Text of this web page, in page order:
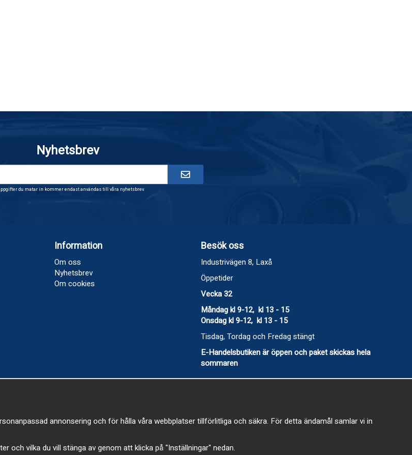
Nyhetsbrev
du matar in kommer endast användas till våra nyhetsbrev.
Information
Om oss
Nyhetsbrev
Om cookies
Besök oss
Industrivägen 8, Laxå
Öppetider
Vecka 32
Måndag kl 9-12, kl 13 - 15
Onsdag kl 9-12, kl 13 - 15
Tisdag, Tordag och Fredag stängt
E-Handelsbutiken är öppen och paket skickas hela
sommaren
annonsering och för hålla våra webbplatser tillförlitliga och säkra. För detta ändamål samlar vi in
och vilka du vill stänga av genom att klicka på "Inställningar" nedan.